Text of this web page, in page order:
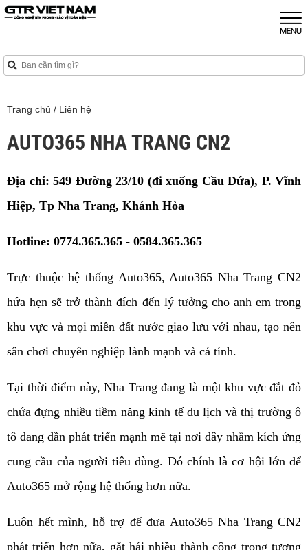
Trang chủ / Liên hệ
AUTO365 NHA TRANG CN2
Địa chỉ: 549 Đường 23/10 (đi xuống Cầu Dứa), P. Vĩnh
Hiệp, Tp Nha Trang, Khánh Hòa
Hotline: 0774.365.365 - 0584.365.365
Trực thuộc hệ thống Auto365, Auto365 Nha Trang CN2
hứa hẹn sẽ trở thành đích đến lý tưởng cho anh em trong
khu vực và mọi miền đất nước giao lưu với nhau, tạo nên
sân chơi chuyên nghiệp lành mạnh và cá tính.
Tại thời điểm này, Nha Trang đang là một khu vực đắt đỏ
chứa đựng nhiều tiềm năng kinh tế du lịch và thị trường ô
tô đang dần phát triển mạnh mẽ tại nơi đây nhằm kích ứng
cung cầu của người tiêu dùng. Đó chính là cơ hội lớn để
Auto365 mở rộng hệ thống hơn nữa.
Luôn hết mình, hỗ trợ để đưa Auto365 Nha Trang CN2
phát triển hơn nữa, gặt hái nhiều thành công trong tương